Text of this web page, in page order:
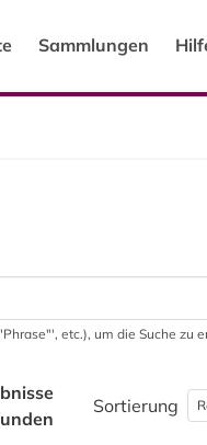
Sammlungen
etc.), um die Suche zu
Sortierung